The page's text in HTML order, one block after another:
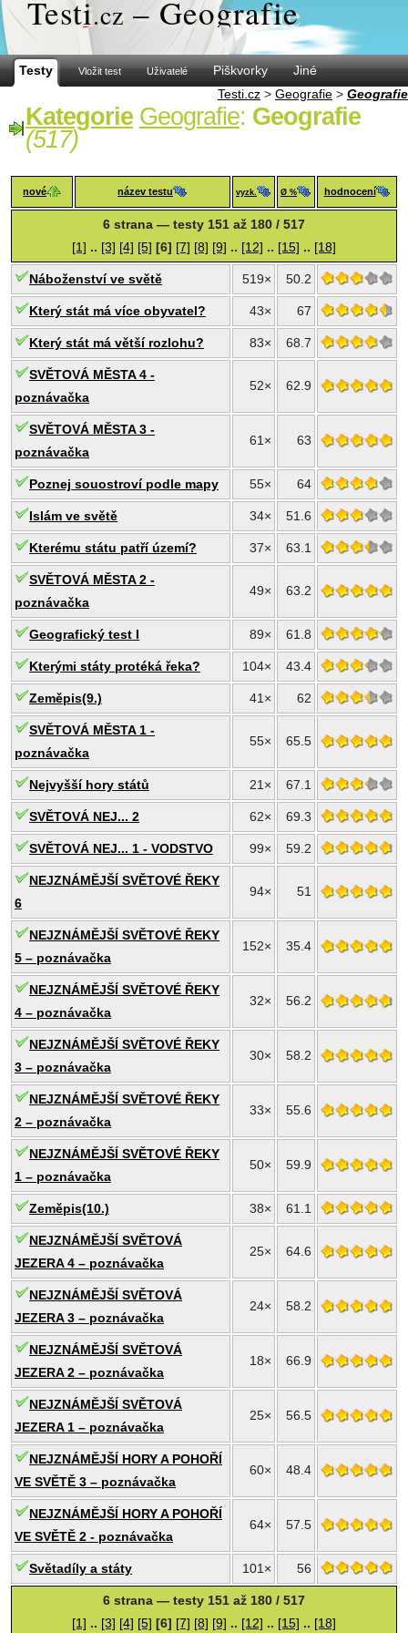
Testi.cz – Geografie
Testy Vložit test Uživatelé Piškvorky
Jiné
Testi.cz > Geografie > Geografie
Kategorie Geografie: Geografie
(517)
nové název testu vyzk. Ø % hodnocení
6 strana — testy 151 až 180 / 517
[1] .. [3] [4] [5] [6] [7] [8] [9] .. [12] .. [15] .. [18]
Náboženství ve světě 519× 50.2
Který stát má více obyvatel? 43× 67
Který stát má větší rozlohu? 83× 68.7
SVĚTOVÁ MĚSTA 4 -
poznávačka
52× 62.9
SVĚTOVÁ MĚSTA 3 -
poznávačka
61× 63
Poznej souostroví podle mapy 55× 64
Islám ve světě 34× 51.6
Kterému státu patří území? 37× 63.1
SVĚTOVÁ MĚSTA 2 -
poznávačka
49× 63.2
Geografický test I 89× 61.8
Kterými státy protéká řeka? 104× 43.4
Zeměpis(9.) 41× 62
SVĚTOVÁ MĚSTA 1 -
poznávačka
55× 65.5
Nejvyšší hory států 21× 67.1
SVĚTOVÁ NEJ... 2 62× 69.3
SVĚTOVÁ NEJ... 1 - VODSTVO 99× 59.2
NEJZNÁMĚJŠÍ SVĚTOVÉ ŘEKY
6
94× 51
NEJZNÁMĚJŠÍ SVĚTOVÉ ŘEKY
5 – poznávačka
152× 35.4
NEJZNÁMĚJŠÍ SVĚTOVÉ ŘEKY
4 – poznávačka
32× 56.2
NEJZNÁMĚJŠÍ SVĚTOVÉ ŘEKY
3 – poznávačka
30× 58.2
NEJZNÁMĚJŠÍ SVĚTOVÉ ŘEKY
2 – poznávačka
33× 55.6
NEJZNÁMĚJŠÍ SVĚTOVÉ ŘEKY
1 – poznávačka
50× 59.9
Zeměpis(10.) 38× 61.1
NEJZNÁMĚJŠÍ SVĚTOVÁ
JEZERA 4 – poznávačka
25× 64.6
NEJZNÁMĚJŠÍ SVĚTOVÁ
JEZERA 3 – poznávačka
24× 58.2
NEJZNÁMĚJŠÍ SVĚTOVÁ
JEZERA 2 – poznávačka
18× 66.9
NEJZNÁMĚJŠÍ SVĚTOVÁ
JEZERA 1 – poznávačka
25× 56.5
NEJZNÁMĚJŠÍ HORY A POHOŘÍ
VE SVĚTĚ 3 – poznávačka
60× 48.4
NEJZNÁMĚJŠÍ HORY A POHOŘÍ
VE SVĚTĚ 2 - poznávačka
64× 57.5
Světadíly a státy 101× 56
6 strana — testy 151 až 180 / 517
[1] .. [3] [4] [5] [6] [7] [8] [9] .. [12] .. [15] .. [18]